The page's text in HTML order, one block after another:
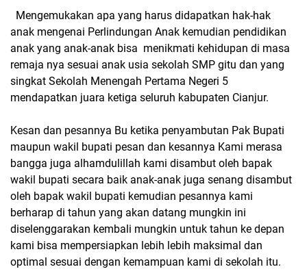
Mengemukakan apa yang harus didapatkan hak-hak
anak mengenai Perlindungan Anak kemudian pendidikan
anak yang anak-anak bisa menikmati kehidupan di masa
remaja nya sesuai anak usia sekolah SMP gitu dan yang
singkat Sekolah Menengah Pertama Negeri 5
mendapatkan juara ketiga seluruh kabupaten Cianjur.
Kesan dan pesannya Bu ketika penyambutan Pak Bupati
maupun wakil bupati pesan dan kesannya Kami merasa
bangga juga alhamdulillah kami disambut oleh bapak
wakil bupati secara baik anak-anak juga senang disambut
oleh bapak wakil bupati kemudian pesannya kami
berharap di tahun yang akan datang mungkin ini
diselenggarakan kembali mungkin untuk tahun ke depan
kami bisa mempersiapkan lebih lebih maksimal dan
optimal sesuai dengan kemampuan kami di sekolah itu.